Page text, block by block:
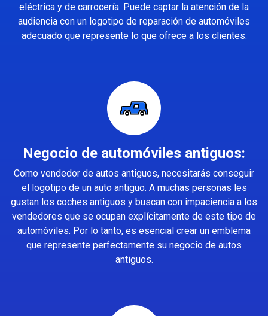
eléctrica y de carrocería. Puede captar la atención de la
audiencia con un logotipo de reparación de automóviles
adecuado que represente lo que ofrece a los clientes.
Negocio de automóviles antiguos:
Como vendedor de autos antiguos, necesitarás conseguir
el logotipo de un auto antiguo. A muchas personas les
gustan los coches antiguos y buscan con impaciencia a los
vendedores que se ocupan explícitamente de este tipo de
automóviles. Por lo tanto, es esencial crear un emblema
que represente perfectamente su negocio de autos
antiguos.